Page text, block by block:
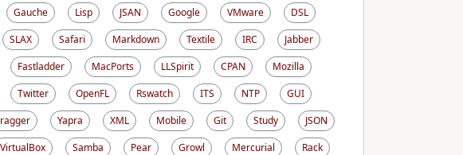
Gauche
Lisp JSAN Google VMware
DSL
SLAX
Safari Markdown Textile IRC
Jabber
Fastladder
MacPorts LLSpirit CPAN
Mozilla
Twitter
OpenFL Rswatch ITS NTP
GUI
Yapra XML Mobile Git Study
JSON
VirtualBox
Samba Pear Growl Mercurial
Rack